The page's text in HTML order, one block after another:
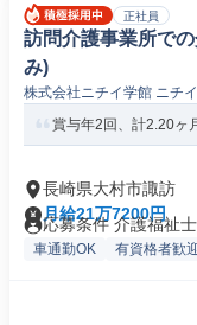
正社員
訪問介護事業所で
み)
株式会社ニチイ学館 ニチ
賞与年2回、計2.20ヶ
長崎県大村市諏訪
月給21万7200円
応募条件 介護福祉士
車通勤OK 有資格者歓